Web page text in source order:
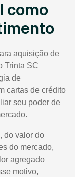
como
aquisição de
Trinta SC
de
cartas de crédito
seu poder de
do valor do
do mercado,
agregado
motivo,